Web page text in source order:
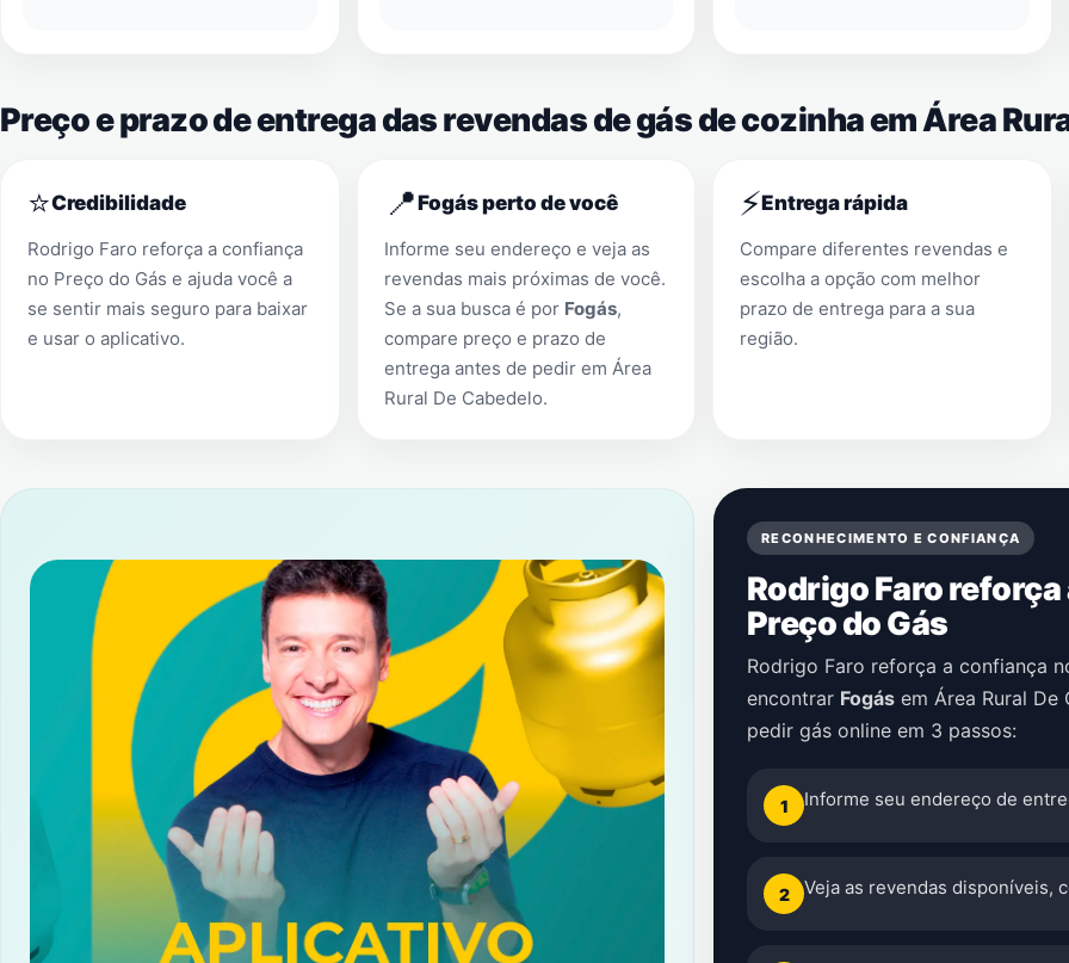
Preço e prazo de entrega das revendas de gás de cozinha em Área
⭐Credibilidade
Rodrigo Faro reforça a confiança
no Preço do Gás e ajuda você a
se sentir mais seguro para baixar
e usar o aplicativo.
📍Fogás perto de você
Informe seu endereço e veja as
revendas mais próximas de você.
Se a sua busca é por Fogás,
compare preço e prazo de
entrega antes de pedir em Área
Rural De Cabedelo.
⚡Entrega rápida
Compare diferentes revendas e
escolha a opção com melhor
prazo de entrega para a sua
região.
RECONHECIMENTO E CONFIANÇA
Rodrigo Faro
Preço do Gás
Rodrigo Faro reforça a confiança
encontrar Fogás em Área Rural De
pedir gás online em 3 passos:
1 Informe seu endereço de
2 Veja as revendas disponíveis,